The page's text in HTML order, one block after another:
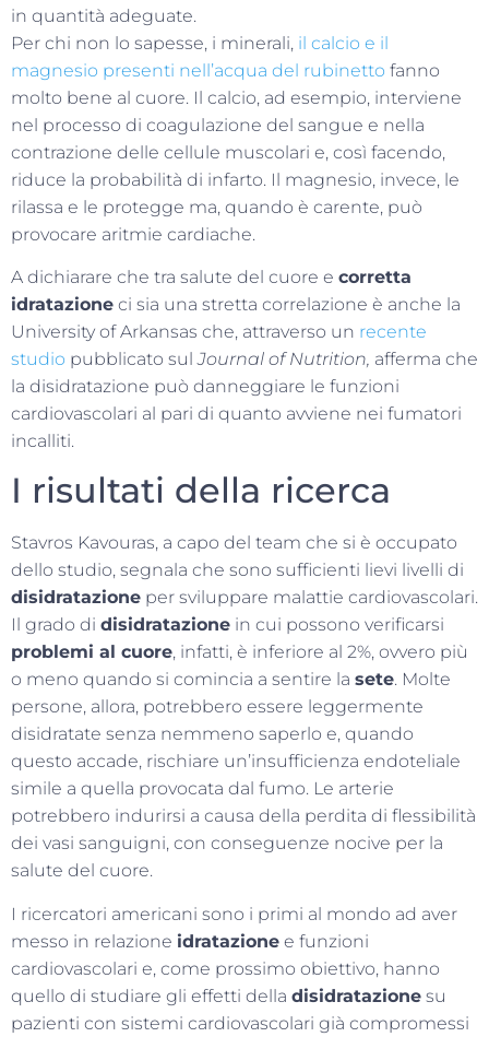
in quantità adeguate.
Per chi non lo sapesse, i minerali, il calcio e il
magnesio presenti nell’acqua del rubinetto fanno
molto bene al cuore. Il calcio, ad esempio, interviene
nel processo di coagulazione del sangue e nella
contrazione delle cellule muscolari e, così facendo,
riduce la probabilità di infarto. Il magnesio, invece, le
rilassa e le protegge ma, quando è carente, può
provocare aritmie cardiache.
A dichiarare che tra salute del cuore e corretta
idratazione ci sia una stretta correlazione è anche la
University of Arkansas che, attraverso un recente
studio pubblicato sulJournal of Nutrition, afferma che
la disidratazione può danneggiare le funzioni
cardiovascolari al pari di quanto avviene nei fumatori
incalliti.
I risultati della ricerca
Stavros Kavouras, a capo del team che si è occupato
dello studio, segnala che sono sufficienti lievi livelli di
disidratazione per sviluppare malattie cardiovascolari.
Il grado di disidratazione in cui possono verificarsi
problemi al cuore, infatti, è inferiore al 2%, ovvero più
o meno quando si comincia a sentire la sete. Molte
persone, allora, potrebbero essere leggermente
disidratate senza nemmeno saperlo e, quando
questo accade, rischiare un’insufficienza endoteliale
simile a quella provocata dal fumo. Le arterie
potrebbero indurirsi a causa della perdita di flessibilità
dei vasi sanguigni, con conseguenze nocive per la
salute del cuore.
I ricercatori americani sono i primi al mondo ad aver
messo in relazione idratazione e funzioni
cardiovascolari e, come prossimo obiettivo, hanno
quello di studiare gli effetti della disidratazione su
pazienti con sistemi cardiovascolari già compromessi